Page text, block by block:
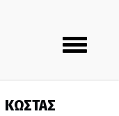
Toggle
navigation
ΚΩΣΤΑΣ